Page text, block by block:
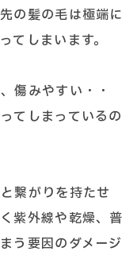
の髪の毛は極端に
てしまいます。
傷みやすい・・
てしまっているの
繋がりを持たせ
紫外線や乾燥、普
う要因のダメージ